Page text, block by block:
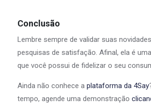
Conclusão
Lembre sempre de validar suas
pesquisas de satisfação. Afinal, ela é
que você possui de fidelizar o seu
Ainda não conhece a plataforma da 4Say
tempo, agende uma demonstração